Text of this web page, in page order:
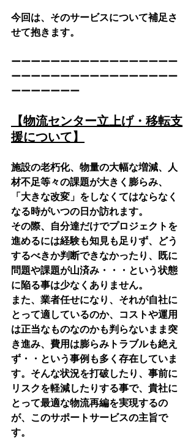
今回は、そのサービスについて補足さ
せて抱きます。
ーーーーーーーーーーーーーーーーー
ーーーーーーーーーーーーーーーーー
ーーーーーーー
【物流センター立上げ・移転支
援について】
施設の老朽化、物量の大幅な増減、人
材不足等々の課題が大きく膨らみ、
「大きな改変」をしなくてはならなく
なる時がいつの日か訪れます。
その際、自分達だけでプロジェクトを
進めるには経験も知見も足りず、どう
するべきか判断できなかったり、既に
問題や課題が山済み・・・という状態
に陥る事は少なくありません。
また、業者任せになり、それが自社に
とって適しているのか、コストや運用
は正当なものなのかも判らないまま突
き進み、費用は膨らみトラブルも絶え
ず・・という事例も多く存在していま
す。そんな状況を打破したり、事前に
リスクを軽減したりする事で、貴社に
とって最適な物流再編を実現するの
が、このサポートサービスの主旨で
す。